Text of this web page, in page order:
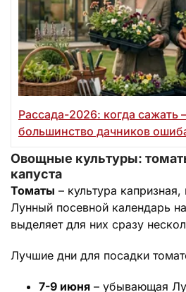
Рассада-2026: когда сажать
большинство дачников
Овощные культуры:
капуста
Томаты – культура
Лунный посевной календарь
выделяет для них сразу
Лучшие дни для посадки
7-9 июня – убывающая